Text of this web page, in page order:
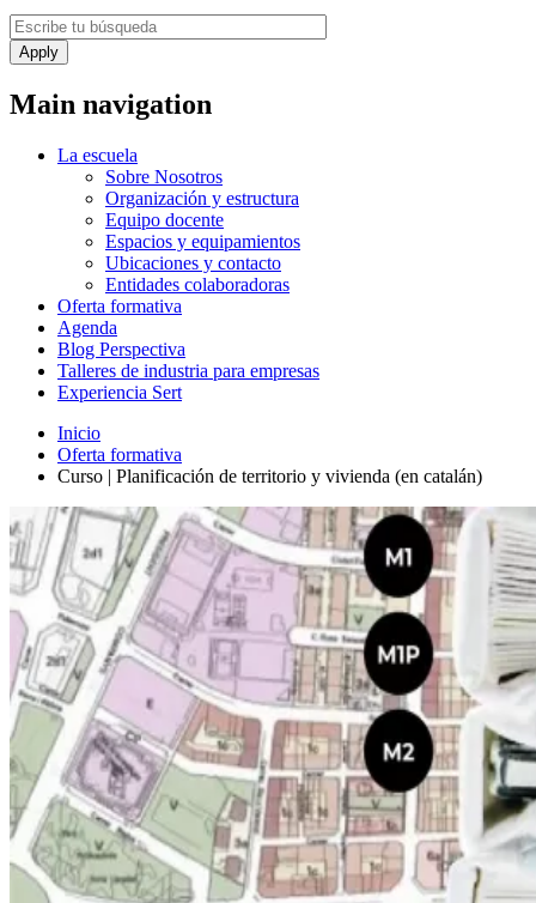
Main navigation
La escuela
Sobre Nosotros
Organización y estructura
Equipo docente
Espacios y equipamientos
Ubicaciones y contacto
Entidades colaboradoras
Oferta formativa
Agenda
Blog Perspectiva
Talleres de industria para empresas
Experiencia Sert
Inicio
Oferta formativa
Curso | Planificación de territorio y vivienda (en catalán)